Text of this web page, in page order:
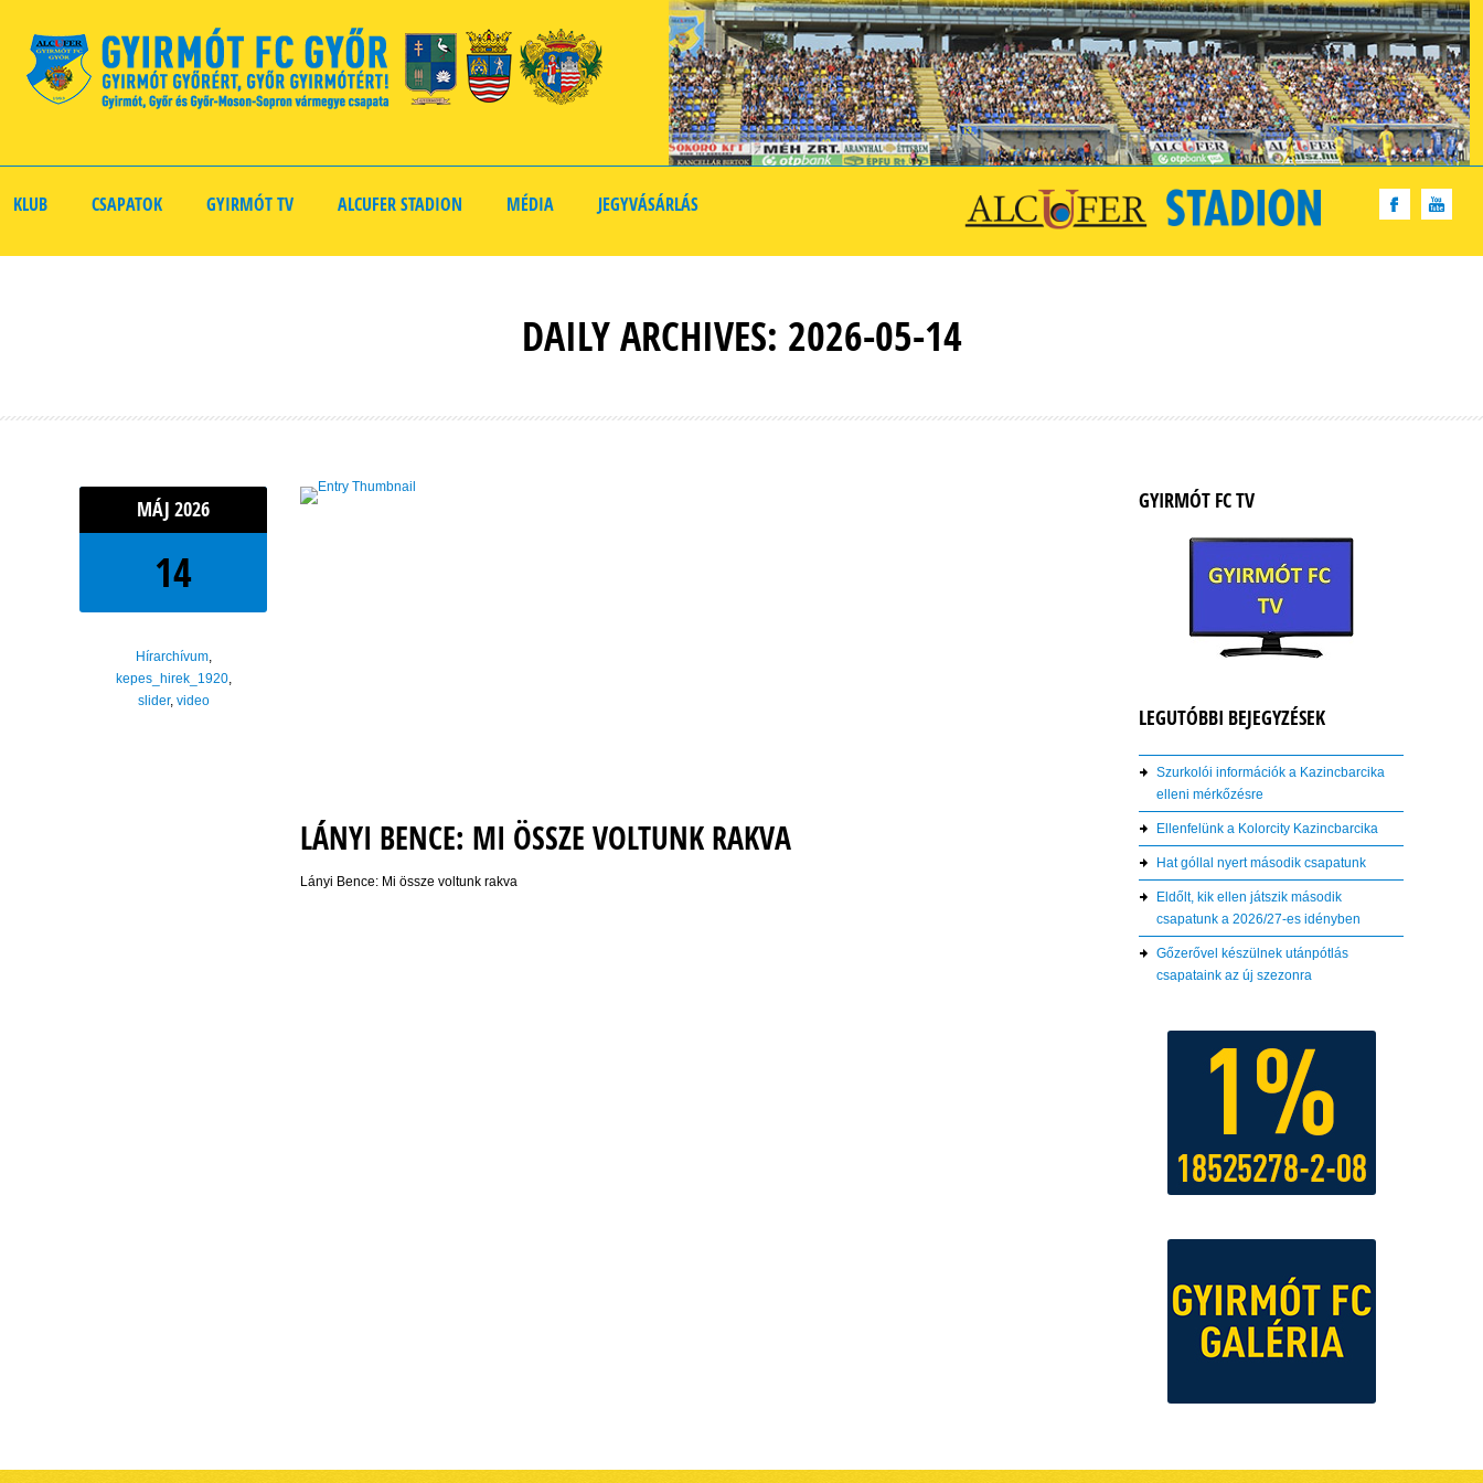
KLUB CSAPATOK GYIRMÓT TV ALCUFER STADION MÉDIA JEGYVÁSÁRLÁS
DAILY ARCHIVES: 2026-05-14
MÁJ 2026
14
Hírarchívum,
kepes_hirek_1920,
slider, video
LÁNYI BENCE: MI ÖSSZE VOLTUNK RAKVA
Lányi Bence: Mi össze voltunk rakva
GYIRMÓT FC TV
LEGUTÓBBI BEJEGYZÉSEK
Szurkolói információk a Kazincbarcika
elleni mérkőzésre
Ellenfelünk a Kolorcity Kazincbarcika
Hat góllal nyert második csapatunk
Eldőlt, kik ellen játszik második
csapatunk a 2026/27-es idényben
Gőzerővel készülnek utánpótlás
csapataink az új szezonra